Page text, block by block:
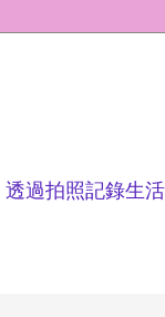
過拍照記錄生